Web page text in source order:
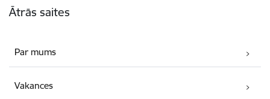
Ātrās saites
Par mums
Vakances